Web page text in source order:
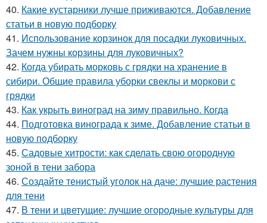
40. Какие кустарники лучше приживаются. Добавление
статьи в новую подборку
41. Использование корзинок для посадки луковичных.
Зачем нужны корзины для луковичных?
42. Когда убирать морковь с грядки на хранение в
сибири. Общие правила уборки свеклы и моркови с
грядки
43. Как укрыть виноград на зиму правильно. Когда
44. Подготовка винограда к зиме. Добавление статьи в
новую подборку
45. Садовые хитрости: как сделать свою огородную
зоной в тени забора
46. Создайте тенистый уголок на даче: лучшие растения
для тени
47. В тени и цветущие: лучшие огородные культуры для